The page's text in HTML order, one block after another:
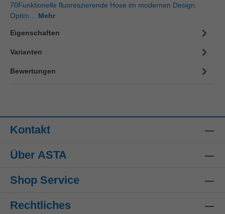
70Funktionelle fluoreszierende Hose im modernen Design.
Optim… Mehr
Eigenschaften
Varianten
Bewertungen
Kontakt
Über ASTA
Shop Service
Rechtliches